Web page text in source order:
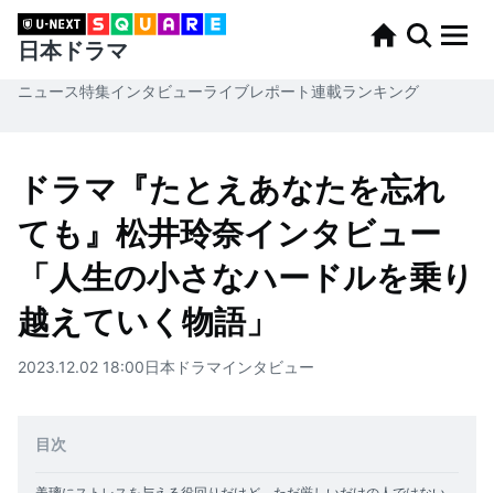
日本ドラマ
ニュース特集インタビューライブレポート連載ランキング
ドラマ『たとえあなたを忘れ
ても』松井玲奈インタビュー
「人生の小さなハードルを乗り
越えていく物語」
2023.12.02 18:00日本ドラマインタビュー
目次